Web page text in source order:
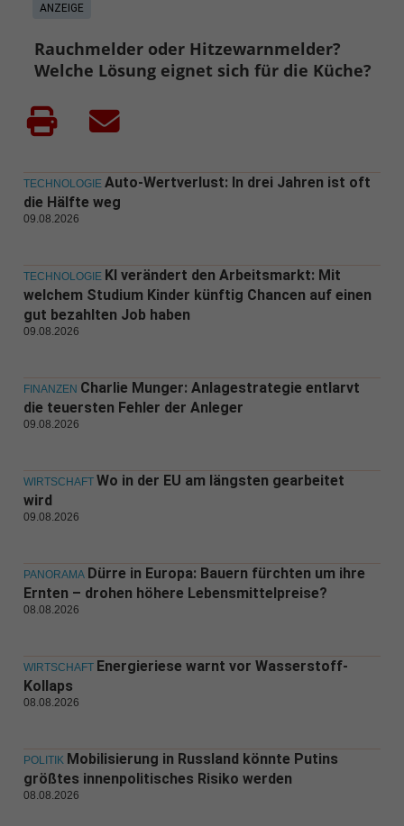
ANZEIGE
Rauchmelder oder Hitzewarnmelder?
Welche Lösung eignet sich für die Küche?
TECHNOLOGIE Auto-Wertverlust: In drei Jahren ist oft
die Hälfte weg
09.08.2026
TECHNOLOGIE KI verändert den Arbeitsmarkt: Mit
welchem Studium Kinder künftig Chancen auf einen
gut bezahlten Job haben
09.08.2026
FINANZEN Charlie Munger: Anlagestrategie entlarvt
die teuersten Fehler der Anleger
09.08.2026
WIRTSCHAFT Wo in der EU am längsten gearbeitet
wird
09.08.2026
PANORAMA Dürre in Europa: Bauern fürchten um ihre
Ernten – drohen höhere Lebensmittelpreise?
08.08.2026
WIRTSCHAFT Energieriese warnt vor Wasserstoff-
Kollaps
08.08.2026
POLITIK Mobilisierung in Russland könnte Putins
größtes innenpolitisches Risiko werden
08.08.2026